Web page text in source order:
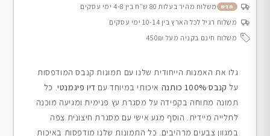
חדש
משלוח מהיר בעלות 80 ש״ח בין 4-8 ימי עסקים
משלוח רגיל לכל הארץ בין 10-14 ימי עסקים
משלוח חינם בקניה מעל 450₪
גלו את האמנות הייחודית שלנו עם תמונות קנבס המודפסות
על קנבס 100% כותנה איכותי במיוחד עם דיו פיגמנטי. כל
תמונה מתוחה בקפידה על מסגרת עץ פנימית ומגיעה מוכנה
לתלייה מיידית. הוסף מגע אישי עם מסגרת חיצונית צפה
במגוון צבעים מרהיבים. כל התמונות שלנו מודפסות באיכות